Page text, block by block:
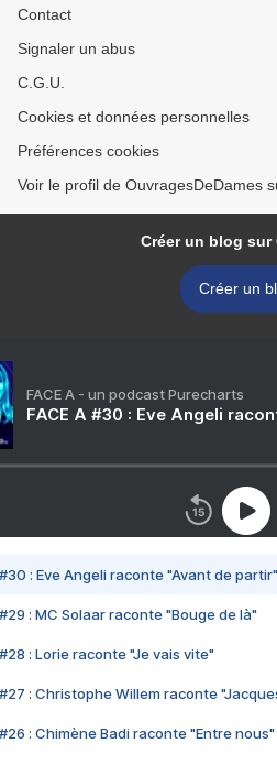
Contact
Signaler un abus
C.G.U.
Cookies et données personnelles
Préférences cookies
Voir le profil de OuvragesDeDames
Créer un blog sur
Créer un
FACE A - un podcast Purecharts
FACE A #30 : Eve Angeli
#30 : Eve Angeli raconte "Avant de partir"
#29 : MC Solaar raconte "Bouge de là"
#28 : Lorie raconte "Je vais vite"
#27 : Christophe Willem raconte
#26 : Chimène Badi raconte "Entre nous"